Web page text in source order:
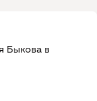
Быкова в